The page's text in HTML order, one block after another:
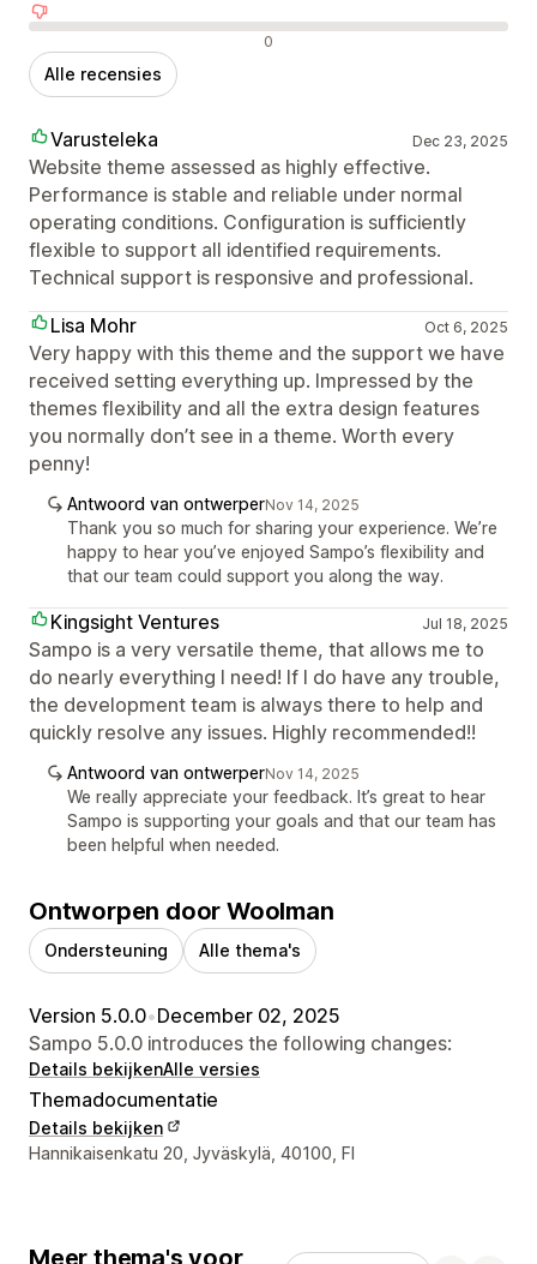
0
Alle recensies
Varusteleka Dec 23, 2025
Website theme assessed as highly effective.
Performance is stable and reliable under normal
operating conditions. Configuration is sufficiently
flexible to support all identified requirements.
Technical support is responsive and professional.
Lisa Mohr
Oct 6, 2025
Very happy with this theme and the support we have
received setting everything up. Impressed by the
themes flexibility and all the extra design features
you normally don’t see in a theme. Worth every
penny!
Antwoord van ontwerperNov 14, 2025
Thank you so much for sharing your experience. We’re
happy to hear you’ve enjoyed Sampo’s flexibility and
that our team could support you along the way.
Kingsight Ventures Jul 18, 2025
Sampo is a very versatile theme, that allows me to
do nearly everything I need! If I do have any trouble,
the development team is always there to help and
quickly resolve any issues. Highly recommended!!
Antwoord van ontwerperNov 14, 2025
We really appreciate your feedback. It’s great to hear
Sampo is supporting your goals and that our team has
been helpful when needed.
Ontworpen door Woolman
Ondersteuning Alle thema's
Version 5.0.0•December 02, 2025
Sampo 5.0.0 introduces the following changes:
Details bekijkenAlle versies
Themadocumentatie
Details bekijken
Contactgegevens ontwerper
Hannikaisenkatu 20, Jyväskylä, 40100, FI